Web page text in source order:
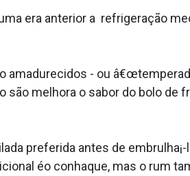
era anterior a refrigeração
- ou
melhora o sabor do bolo de
preferida antes de embrulha¡-
éo conhaque, mas o rum